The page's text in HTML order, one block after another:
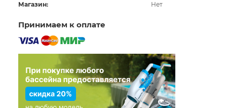
Магазин:
Нет
Принимаем к оплате